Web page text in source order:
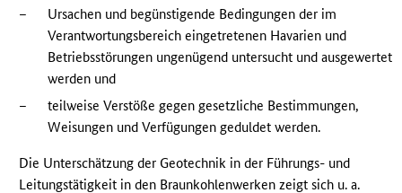
–
Ursachen und begünstigende Bedingungen der im
Verantwortungsbereich eingetretenen Havarien und
Betriebsstörungen ungenügend untersucht und ausgewertet
werden und
–
teilweise Verstöße gegen gesetzliche Bestimmungen,
Weisungen und Verfügungen geduldet werden.
Die Unterschätzung der Geotechnik in der Führungs- und
Leitungstätigkeit in den Braunkohlenwerken zeigt sich u. a.